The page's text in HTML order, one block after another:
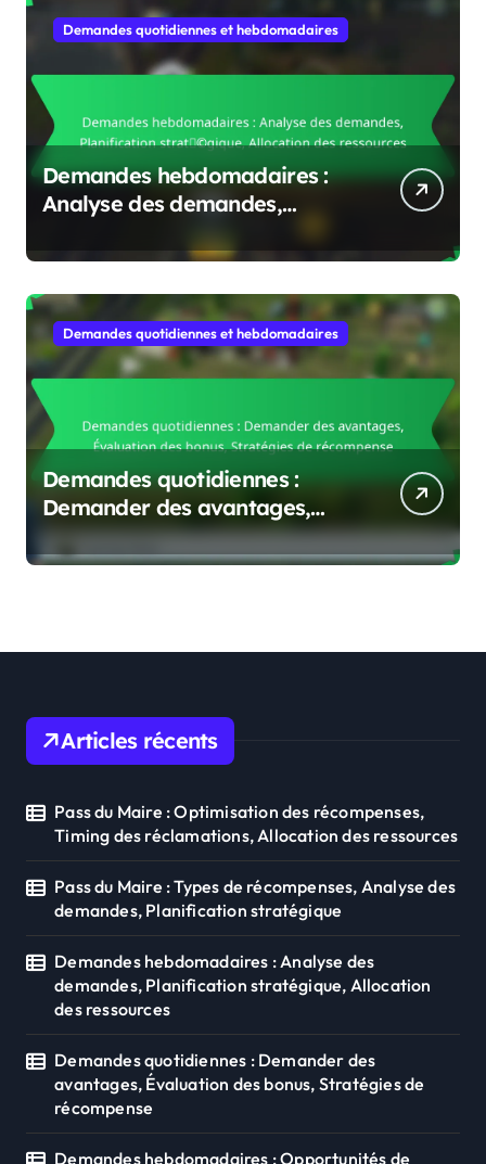
Demandes quotidiennes et hebdomadaires
Demandes hebdomadaires :
Analyse des demandes,
Allocation des ressources
Demandes quotidiennes et hebdomadaires
Demandes quotidiennes :
Demander des avantages,
Évaluation des bonus,
Stratégies de récompense
Articles récents
Pass du Maire : Optimisation des récompenses,
Timing des réclamations, Allocation des ressources
Pass du Maire : Types de récompenses, Analyse des
demandes, Planification stratégique
Demandes hebdomadaires : Analyse des
demandes, Planification stratégique, Allocation
des ressources
Demandes quotidiennes : Demander des
avantages, Évaluation des bonus, Stratégies de
récompense
Demandes hebdomadaires : Opportunités de